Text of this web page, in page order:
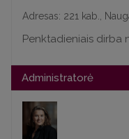
Adresas: 221 kab.,
Penktadieniais dirba
Administratorė